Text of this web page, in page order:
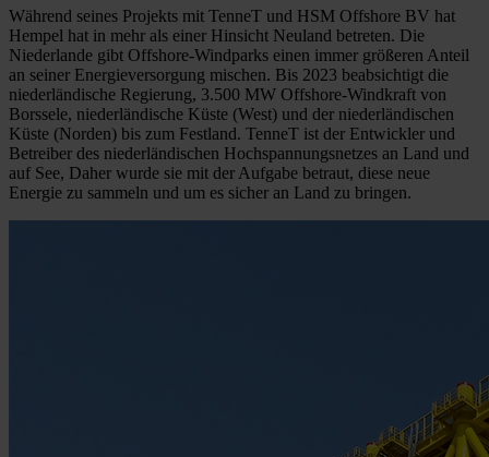
Während seines Projekts mit TenneT und HSM Offshore BV hat
Hempel hat in mehr als einer Hinsicht Neuland betreten. Die
Niederlande gibt Offshore-Windparks einen immer größeren Anteil
an seiner Energieversorgung mischen. Bis 2023 beabsichtigt die
niederländische Regierung, 3.500 MW Offshore-Windkraft von
Borssele, niederländische Küste (West) und der niederländischen
Küste (Norden) bis zum Festland. TenneT ist der Entwickler und
Betreiber des niederländischen Hochspannungsnetzes an Land und
auf See, Daher wurde sie mit der Aufgabe betraut, diese neue
Energie zu sammeln und um es sicher an Land zu bringen.